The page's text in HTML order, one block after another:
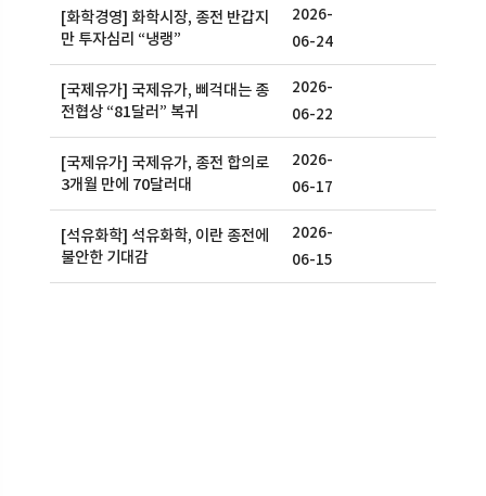
[화학경영] 화학시장, 종전 반갑지
만 투자심리 “냉랭”
2026-
06-24
[국제유가] 국제유가, 삐걱대는 종
전협상 “81달러” 복귀
2026-
06-22
[국제유가] 국제유가, 종전 합의로
3개월 만에 70달러대
2026-
06-17
[석유화학] 석유화학, 이란 종전에
불안한 기대감
2026-
06-15